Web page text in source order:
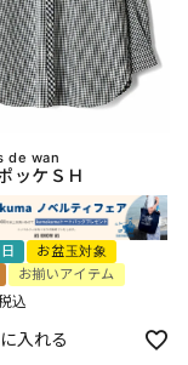
de wan
ッケＳＨ
お盆玉対象
お揃いアイテム
込
入れる